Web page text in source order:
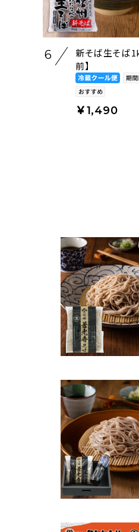
6
新そば生そば
前】
￥1,490